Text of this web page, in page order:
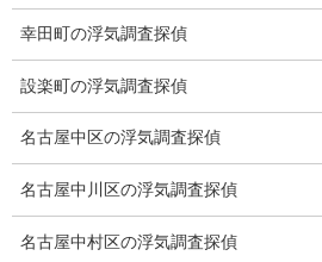
委任契約
低料金の理由
スキルの高さ＝高額料金？
適正料金
稼働制って何？
幸田町の浮気調査探偵
設楽町の浮気調査探偵
名古屋中区の浮気調査探偵
名古屋中川区の浮気調査探偵
名古屋中村区の浮気調査探偵